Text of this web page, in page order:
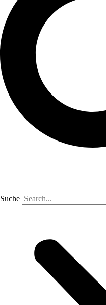
Suche